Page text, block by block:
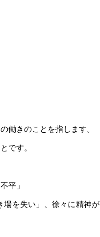
働きのことを指します。
です。
平」
場を失い」、徐々に精神が